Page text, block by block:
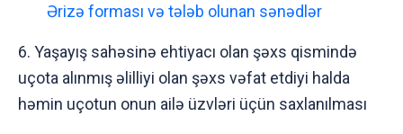
Ərizə forması və tələb olunan sənədlər
6. Yaşayış sahəsinə ehtiyacı olan şəxs qismində
uçota alınmış əlilliyi olan şəxs vəfat etdiyi halda
həmin uçotun onun ailə üzvləri üçün saxlanılması